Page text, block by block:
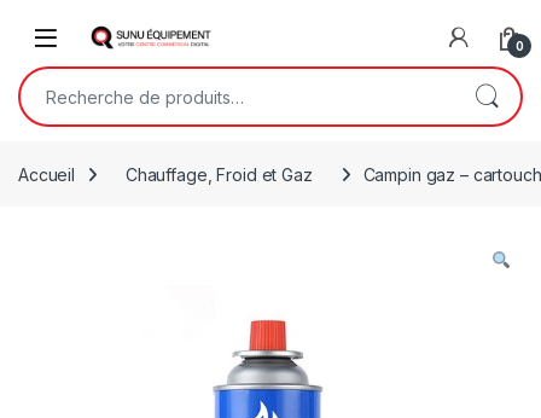
Open 0
Recherche pour :
Accueil Chauffage, Froid et Gaz Campin gaz –